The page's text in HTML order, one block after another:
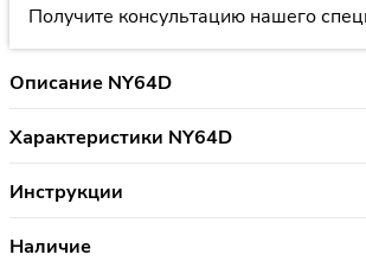
Получите консультацию нашего
Описание NY64D
Характеристики NY64D
Инструкции
Наличие